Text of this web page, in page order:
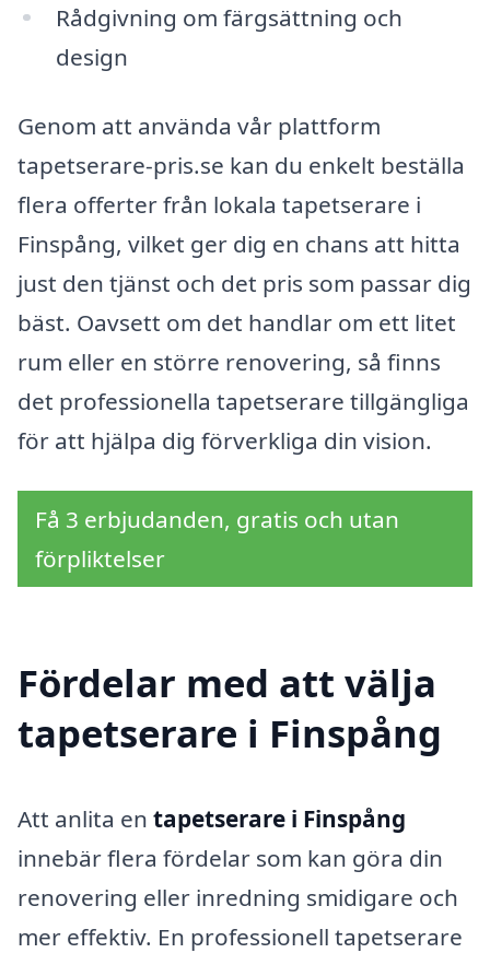
Rådgivning om färgsättning och
design
Genom att använda vår plattform
tapetserare-pris.se kan du enkelt beställa
flera offerter från lokala tapetserare i
Finspång, vilket ger dig en chans att hitta
just den tjänst och det pris som passar dig
bäst. Oavsett om det handlar om ett litet
rum eller en större renovering, så finns
det professionella tapetserare tillgängliga
för att hjälpa dig förverkliga din vision.
Få 3 erbjudanden, gratis och utan
förpliktelser
Fördelar med att välja
tapetserare i Finspång
Att anlita en tapetserare i Finspång
innebär flera fördelar som kan göra din
renovering eller inredning smidigare och
mer effektiv. En professionell tapetserare